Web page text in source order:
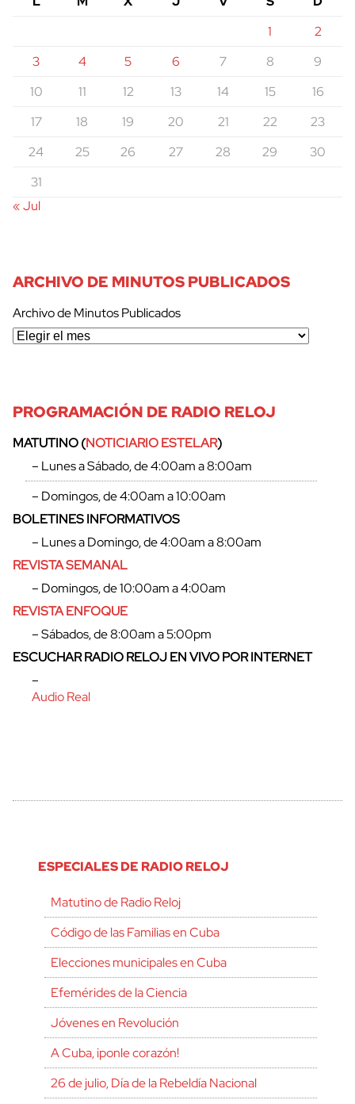
1
2
3
4 5 6 7 8
9
10
11 12 13 14 15
16
17
18 19 20 21 22
23
24
25 26 27 28 29
30
31
« Jul
ARCHIVO DE MINUTOS PUBLICADOS
Archivo de Minutos Publicados
PROGRAMACIÓN DE RADIO RELOJ
MATUTINO (NOTICIARIO ESTELAR)
– Lunes a Sábado, de 4:00am a 8:00am
– Domingos, de 4:00am a 10:00am
BOLETINES INFORMATIVOS
– Lunes a Domingo, de 4:00am a 8:00am
REVISTA SEMANAL
– Domingos, de 10:00am a 4:00am
REVISTA ENFOQUE
– Sábados, de 8:00am a 5:00pm
ESCUCHAR RADIO RELOJ EN VIVO POR INTERNET
–
Audio Real
ESPECIALES DE RADIO RELOJ
Matutino de Radio Reloj
Código de las Familias en Cuba
Elecciones municipales en Cuba
Efemérides de la Ciencia
Jóvenes en Revolución
A Cuba, ¡ponle corazón!
26 de julio, Día de la Rebeldía Nacional